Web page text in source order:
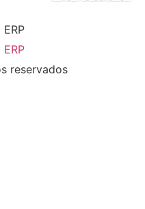
reservados